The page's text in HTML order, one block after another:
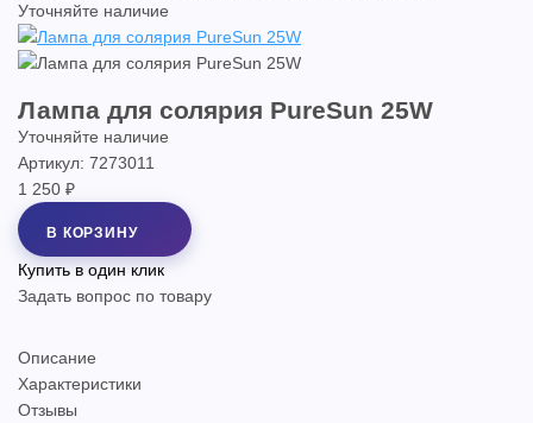
Уточняйте наличие
Лампа для солярия PureSun 25W
Уточняйте наличие
Артикул: 7273011
1 250 ₽
В КОРЗИНУ
Купить в один клик
Задать вопрос по товару
Описание
Характеристики
Отзывы